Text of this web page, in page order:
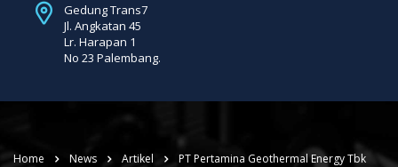
Gedung Trans7
Jl. Angkatan 45
Lr. Harapan 1
No 23 Palembang.
Home News Artikel
PT Pertamina Geothermal Energy Tbk